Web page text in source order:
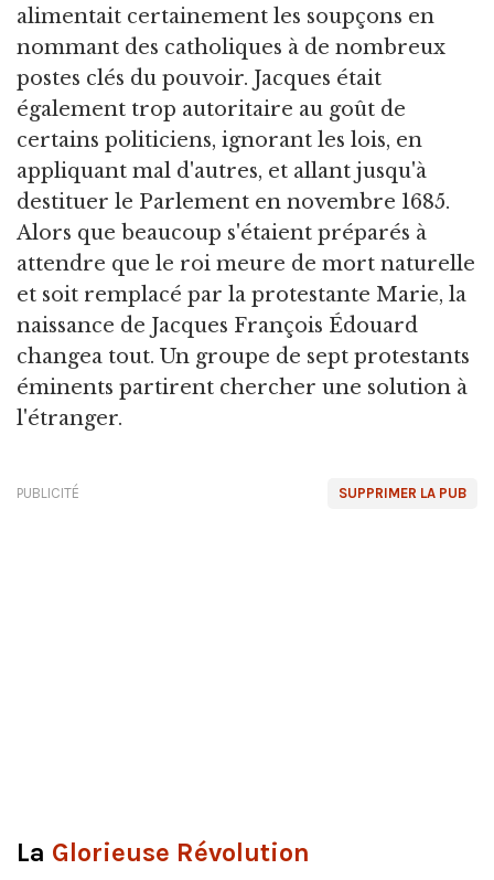
alimentait certainement les soupçons en
nommant des catholiques à de nombreux
postes clés du pouvoir. Jacques était
également trop autoritaire au goût de
certains politiciens, ignorant les lois, en
appliquant mal d'autres, et allant jusqu'à
destituer le Parlement en novembre 1685.
Alors que beaucoup s'étaient préparés à
attendre que le roi meure de mort naturelle
et soit remplacé par la protestante Marie, la
naissance de Jacques François Édouard
changea tout. Un groupe de sept protestants
éminents partirent chercher une solution à
l'étranger.
SUPPRIMER LA PUB
PUBLICITÉ
La Glorieuse Révolution